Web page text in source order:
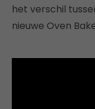
het verschil
nieuwe Oven